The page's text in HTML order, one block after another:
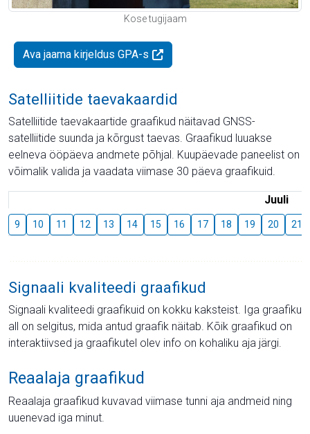
Kose tugijaam
Ava jaama kirjeldus GPA-s
Satelliitide taevakaardid
Satelliitide taevakaartide graafikud näitavad GNSS-
satelliitide suunda ja kõrgust taevas. Graafikud luuakse
eelneva ööpäeva andmete põhjal. Kuupäevade paneelist on
võimalik valida ja vaadata viimase 30 päeva graafikuid.
Juuli
9 10 11 12 13 14 15 16 17 18 19 20 21
Signaali kvaliteedi graafikud
Signaali kvaliteedi graafikuid on kokku kaksteist. Iga graafiku
all on selgitus, mida antud graafik näitab. Kõik graafikud on
interaktiivsed ja graafikutel olev info on kohaliku aja järgi.
Reaalaja graafikud
Reaalaja graafikud kuvavad viimase tunni aja andmeid ning
uuenevad iga minut.